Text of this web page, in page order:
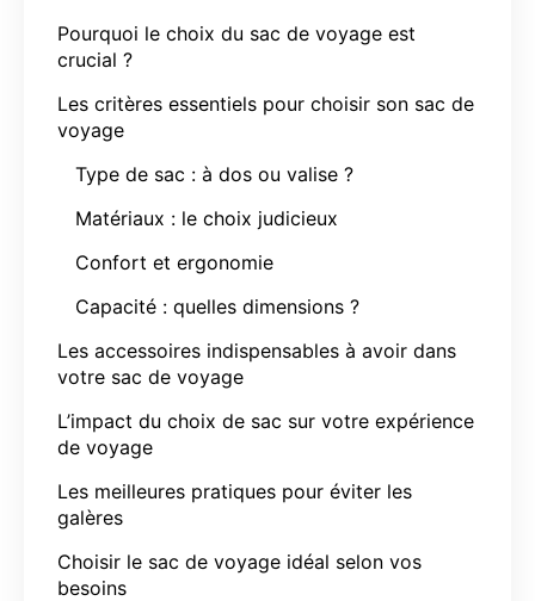
Pourquoi le choix du sac de voyage est
crucial ?
Les critères essentiels pour choisir son sac de
voyage
Type de sac : à dos ou valise ?
Matériaux : le choix judicieux
Confort et ergonomie
Capacité : quelles dimensions ?
Les accessoires indispensables à avoir dans
votre sac de voyage
L’impact du choix de sac sur votre expérience
de voyage
Les meilleures pratiques pour éviter les
galères
Choisir le sac de voyage idéal selon vos
besoins